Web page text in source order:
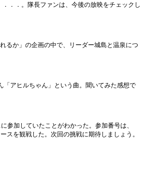
．．。隊長ファンは、今後の放映をチェックし
るか」の企画の中で、リーダー城島と温泉につ
アヒルちゃん」という曲。聞いてみた感想で
参加していたことがわかった。参加番号は、
スを観戦した。次回の挑戦に期待しましょう。